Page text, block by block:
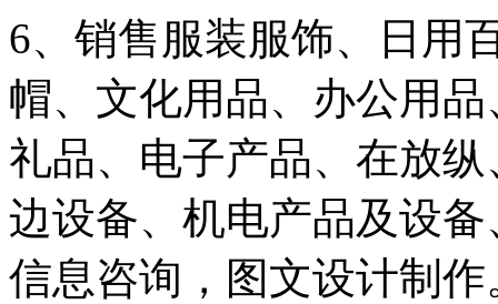
6、销售服装服饰、日用
帽、文化用品、办公用
礼品、电子产品、在放
边设备、机电产品及设
信息咨询，图文设计制